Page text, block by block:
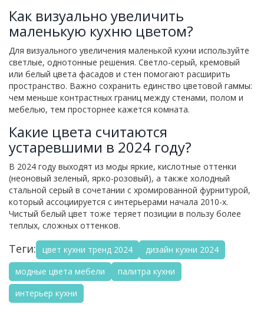
Как визуально увеличить
маленькую кухню цветом?
Для визуального увеличения маленькой кухни используйте
светлые, однотонные решения. Светло-серый, кремовый
или белый цвета фасадов и стен помогают расширить
пространство. Важно сохранить единство цветовой гаммы:
чем меньше контрастных границ между стенами, полом и
мебелью, тем просторнее кажется комната.
Какие цвета считаются
устаревшими в 2024 году?
В 2024 году выходят из моды яркие, кислотные оттенки
(неоновый зеленый, ярко-розовый), а также холодный
стальной серый в сочетании с хромированной фурнитурой,
который ассоциируется с интерьерами начала 2010-х.
Чистый белый цвет тоже теряет позиции в пользу более
теплых, сложных оттенков.
Теги: цвет кухни тренд 2024
дизайн кухни 2024
модные цвета мебели
палитра кухни
интерьер кухни